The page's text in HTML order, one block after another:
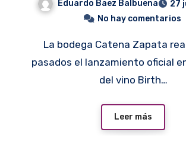
Eduardo Baez Balbuena
27
No hay comentarios
La bodega Catena Zapata realizó días
pasados el lanzamiento oficial
del vino Birth…
Leer más